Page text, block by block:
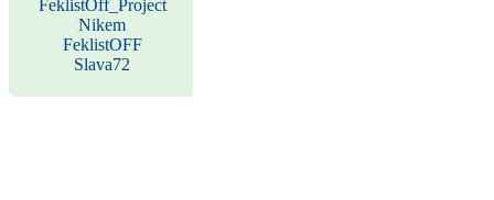
FeklistOff_Project
Nikem
FeklistOFF
Slava72